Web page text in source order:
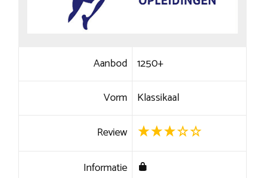
Aanbod 1250+
Vorm Klassikaal
Review
Informatie